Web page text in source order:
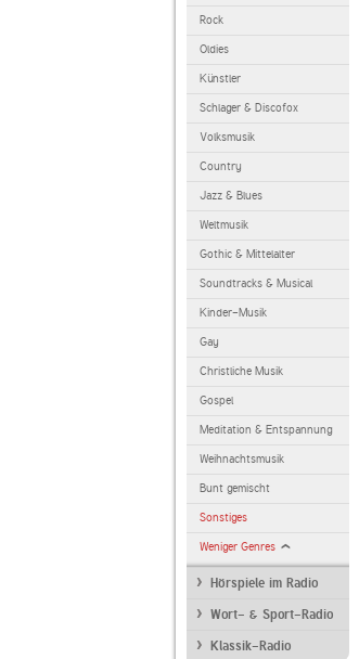
Rock
Oldies
Künstler
Schlager & Discofox
Volksmusik
Country
Jazz & Blues
Weltmusik
Gothic & Mittelalter
Soundtracks & Musical
Kinder-Musik
Gay
Christliche Musik
Gospel
Meditation & Entspannung
Weihnachtsmusik
Bunt gemischt
Sonstiges
Weniger Genres
Hörspiele im Radio
Wort- & Sport-Radio
Klassik-Radio